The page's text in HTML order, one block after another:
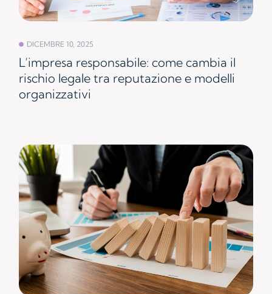
DICEMBRE 10, 2025
L’impresa responsabile: come cambia il
rischio legale tra reputazione e modelli
organizzativi